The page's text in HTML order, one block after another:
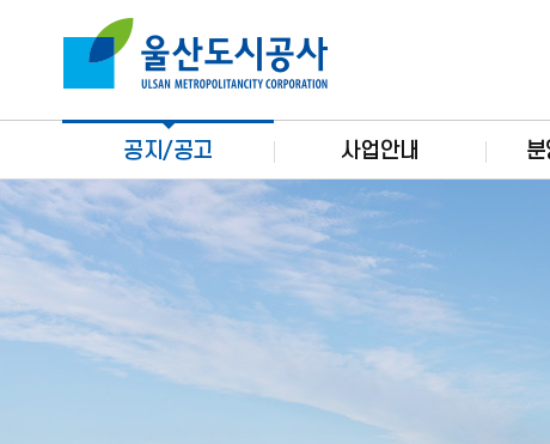
주요 메뉴로 건너뛰기
공지/공고 사업안내 분